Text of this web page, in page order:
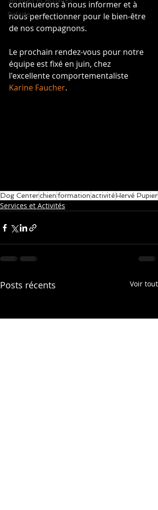
Balade
continuerons à nous informer et à
nous perfectionner pour le bien-être
de nos compagnons.
Le prochain rendez-vous pour notre
équipe est fixé en juin, chez
l'excellente comportementaliste
Karine Faucher.
Dog Centerchien formationactivitéHervé Pupier
Services et Activités
Posts récents Voir tout